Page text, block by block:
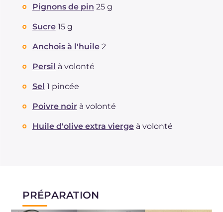
Pignons de pin 25 g
Sucre 15 g
Anchois à l'huile 2
Persil à volonté
Sel 1 pincée
Poivre noir à volonté
Huile d'olive extra vierge à volonté
PRÉPARATION